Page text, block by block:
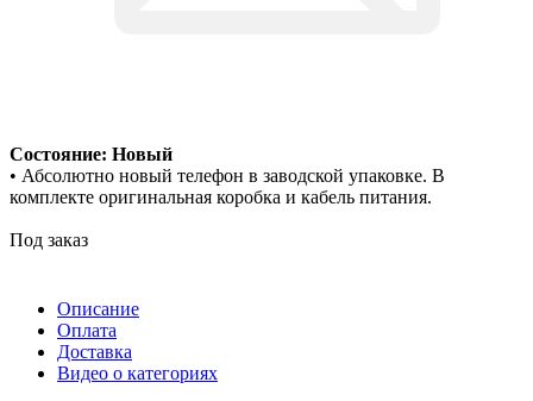
Состояние: Новый
• Абсолютно новый телефон в заводской упаковке. В
комплекте оригинальная коробка и кабель питания.
Под заказ
Описание
Оплата
Доставка
Видео о категориях